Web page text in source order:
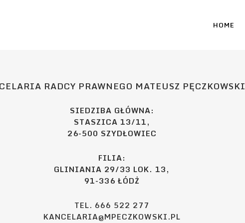
HOME
RADCY PRAWNEGO MATEUSZ PĘCZKOWSKI
SIEDZIBA GŁÓWNA:
STASZICA 13/11,
26-500 SZYDŁOWIEC
FILIA:
GLINIANIA 29/33 LOK. 13,
91-336 ŁÓDŻ
TEL. 666 522 277
KANCELARIA@MPECZKOWSKI.PL